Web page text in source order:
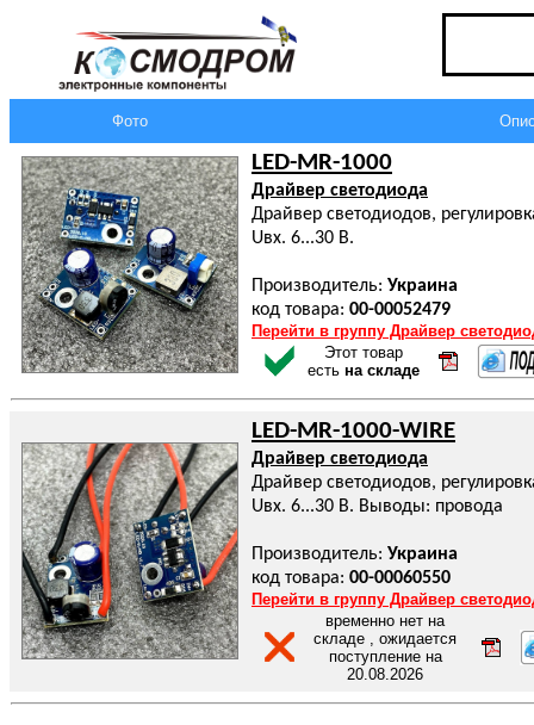
Фото
LED-MR-1000
Драйвер светодиода
Драйвер светодиодов,
Uвх. 6...30 В.
Производитель: Украина
код товара: 00-00052479
Перейти в группу Драйвер
Этот товар
есть на складе
LED-MR-1000-WIRE
Драйвер светодиода
Драйвер светодиодов,
Uвх. 6...30 В. Выводы: провода
Производитель: Украина
код товара: 00-00060550
Перейти в группу Драйвер
временно нет на
складе , ожидается
поступление на
20.08.2026